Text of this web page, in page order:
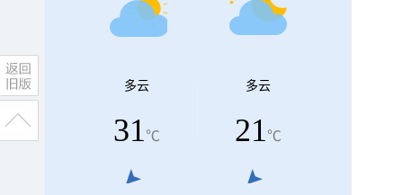
多云
31℃
多云
21℃